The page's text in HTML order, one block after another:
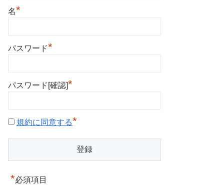
名*
パスワード*
パスワード[確認]*
規約に同意する*
*必須項目